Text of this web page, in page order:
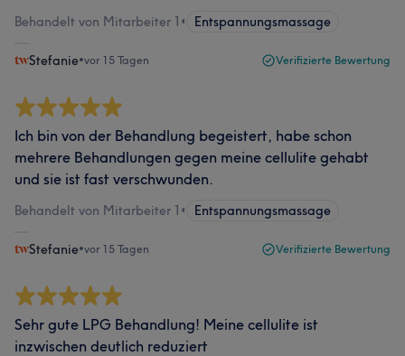
Behandelt von Mitarbeiter 1 • Entspannungsmassage
Stefanie•vor 15 Tagen Verifizierte Bewertung
Ich bin von der Behandlung begeistert, habe schon
mehrere Behandlungen gegen meine cellulite gehabt
und sie ist fast verschwunden.
Behandelt von Mitarbeiter 1 • Entspannungsmassage
Stefanie•vor 15 Tagen Verifizierte Bewertung
Sehr gute LPG Behandlung! Meine cellulite ist
inzwischen deutlich reduziert